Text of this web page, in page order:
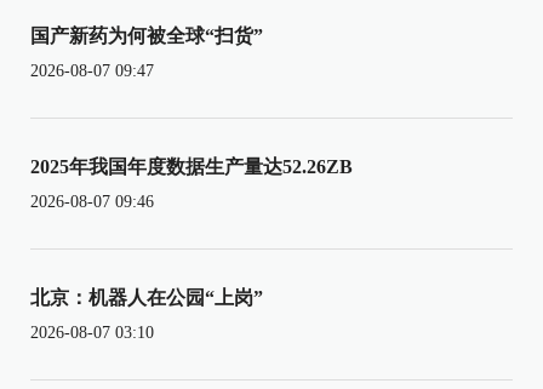
国产新药为何被全球“扫货”
2026-08-07 09:47
2025年我国年度数据生产量达52.26ZB
2026-08-07 09:46
北京：机器人在公园“上岗”
2026-08-07 03:10